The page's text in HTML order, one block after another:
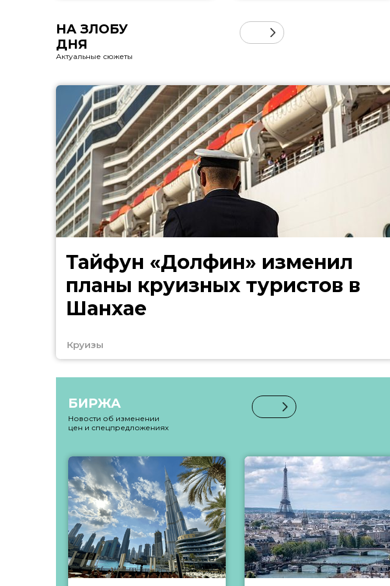
НА ЗЛОБУ
ДНЯ
Актуальные сюжеты
Тайфун «Долфин» изменил
планы круизных туристов в
Шанхае
Круизы
БИРЖА
Новости об изменении
цен и спецпредложениях